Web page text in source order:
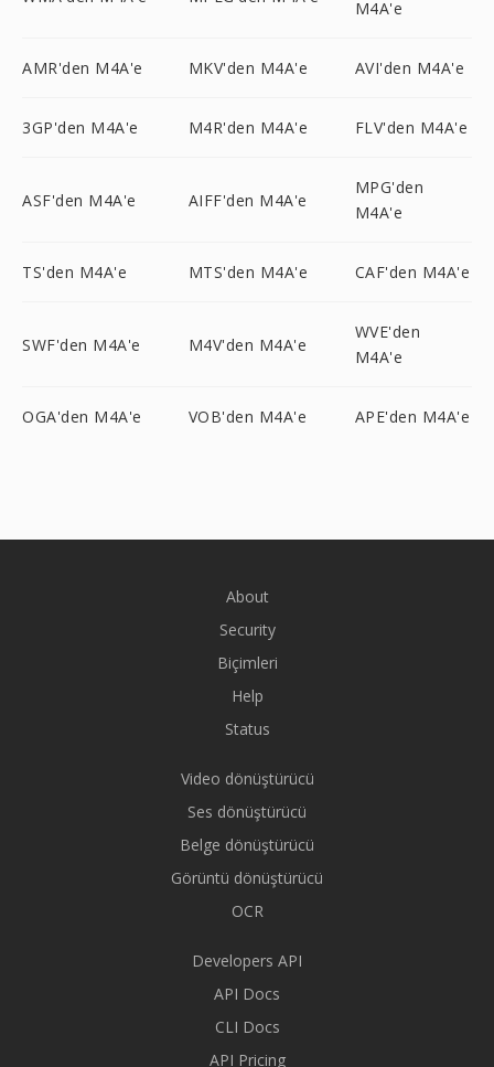
M4A'e
AMR'den M4A'e MKV'den M4A'e AVI'den M4A'e
3GP'den M4A'e M4R'den M4A'e FLV'den M4A'e
ASF'den M4A'e AIFF'den M4A'e
MPG'den
M4A'e
TS'den M4A'e MTS'den M4A'e CAF'den M4A'e
SWF'den M4A'e M4V'den M4A'e
WVE'den
M4A'e
OGA'den M4A'e VOB'den M4A'e APE'den M4A'e
About
Security
Biçimleri
Help
Status
Video dönüştürücü
Ses dönüştürücü
Belge dönüştürücü
Görüntü dönüştürücü
OCR
Developers API
API Docs
CLI Docs
API Pricing